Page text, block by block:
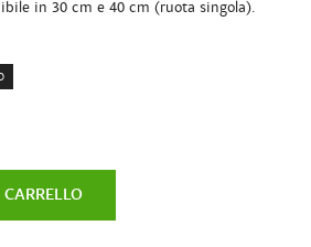
in 30 cm e 40 cm (ruota singola).